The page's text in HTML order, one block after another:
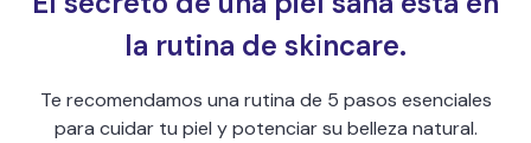
la rutina de skincare.
Te recomendamos una rutina de 5 pasos esenciales
para cuidar tu piel y potenciar su belleza natural.